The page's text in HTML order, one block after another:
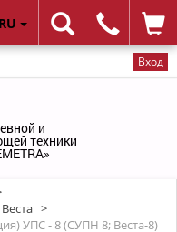
Вход
RU
и
техники
>
УПС - 8 (СУПН 8; Веста-8)